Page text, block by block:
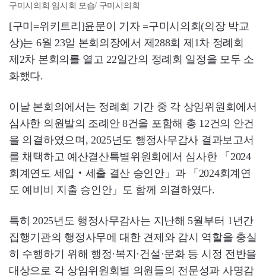
구미시의회 임시회 모습/ 구미시의회
[구미=위키트리]윤문이 기자 =구미시의회(의장 박교
상)는 6월 23일 본회의장에서 제288회 제1차 정례회
제2차 본회의를 열고 22일간의 정례회 일정을 모두 소
화했다.
이날 본회의에서는 정례회 기간 중 각 상임위원회에서
심사한 의원발의 조례안 8건을 포함해 총 12건의 안건
을 의결하였으며, 2025년도 행정사무감사 결과보고서
를 채택하고 예산결산특별위원회에서 심사한 「2024
회계연도 세입‧세출 결산 승인안」과 「2024회계연
도 예비비 지출 승인안」도 함께 의결하였다.
특히 2025년도 행정사무감사는 지난해 5월부터 1년간
집행기관의 행정사무에 대한 견제와 감시 역할을 충실
히 수행하기 위해 행정·복지·건설·문화 등 시정 전반을
대상으로 각 상임위원회별 의원들의 전문성과 사명감